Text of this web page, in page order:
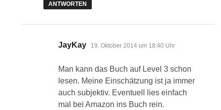
ANTWORTEN
JayKay sagt:
19. Oktober 2014 um 18:40 Uhr
Man kann das Buch auf Level 3 schon
lesen. Meine Einschätzung ist ja immer
auch subjektiv. Eventuell lies einfach
mal bei Amazon ins Buch rein.